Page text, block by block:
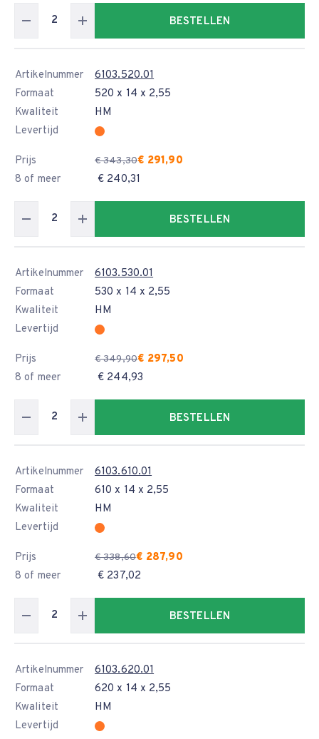
BESTELLEN
Artikelnummer
6103.520.01
Formaat
520 x 14 x 2,55
Kwaliteit
HM
Levertijd
Prijs € 343,30€ 291,90
8 of meer
€ 240,31
BESTELLEN
Artikelnummer
6103.530.01
Formaat
530 x 14 x 2,55
Kwaliteit
HM
Levertijd
Prijs € 349,90€ 297,50
8 of meer
€ 244,93
BESTELLEN
Artikelnummer
6103.610.01
Formaat
610 x 14 x 2,55
Kwaliteit
HM
Levertijd
Prijs € 338,60€ 287,90
8 of meer
€ 237,02
BESTELLEN
Artikelnummer
6103.620.01
Formaat
620 x 14 x 2,55
Kwaliteit
HM
Levertijd